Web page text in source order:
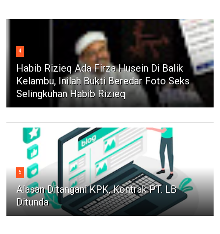
4
Habib Rizieq Ada Firza Husein Di Balik
Kelambu, Inilah Bukti Beredar Foto Seks
Selingkuhan Habib Rizieq
5
Alasan Ditangani KPK, Kontrak PT. LB
Ditunda